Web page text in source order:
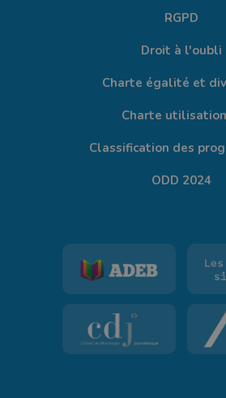
RGPD
Droit à l'oubli
Charte égalité et
Charte
Classification des
ODD 2024